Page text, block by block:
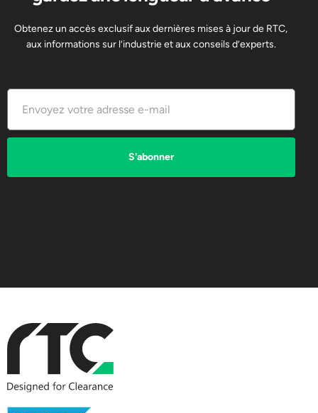
Obtenez un accès exclusif aux dernières mises à jour de RTC,
aux informations sur l’industrie et aux conseils d’experts.
S'abonner